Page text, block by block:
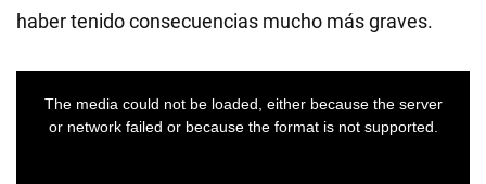
haber tenido consecuencias mucho más graves.